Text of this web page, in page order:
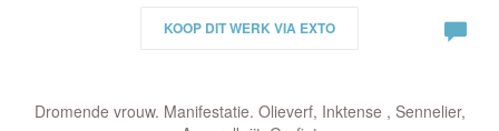
KOOP DIT WERK VIA EXTO
Dromende vrouw. Manifestatie. Olieverf, Inktense , Sennelier,